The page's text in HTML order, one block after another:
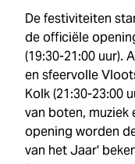
De festiviteiten
de officiële
(19:30-21:00 uur).
en sfeervolle
Kolk (21:30-23:00
van boten, muziek
opening worden
van het Jaar'